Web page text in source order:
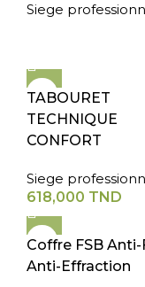
Siege
TABOURET
TECHNIQUE
CONFORT
Siege
618,000 TND
Coffre FSB Anti-
Anti-Effraction